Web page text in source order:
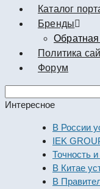
Каталог
Бренды
Обратная
Политика
Форум
this
Интересное
В России
IEK GROUP
Точность и
В Китае
В